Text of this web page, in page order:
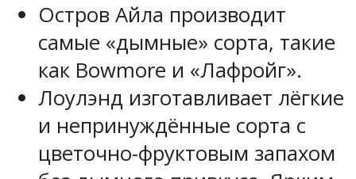
Остров Айла производит
самые «дымные» сорта, такие
как Bowmore и «Лафройг».
Лоулэнд изготавливает лёгкие
и непринуждённые сорта с
цветочно-фруктовым запахом